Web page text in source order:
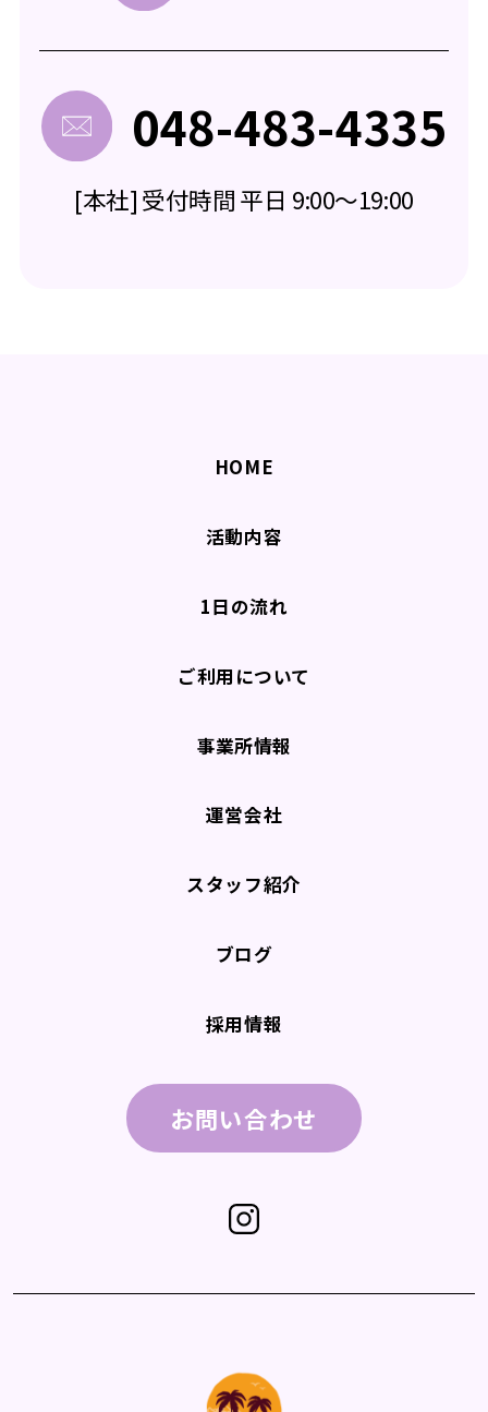
048-483-4335
[本社] 受付時間 平日 9:00～19:00
HOME
活動内容
1日の流れ
ご利用について
事業所情報
運営会社
スタッフ紹介
ブログ
採用情報
お問い合わせ